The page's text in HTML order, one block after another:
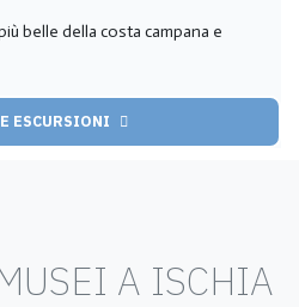
belle della costa campana e
ESCURSIONI
A ISCHIA